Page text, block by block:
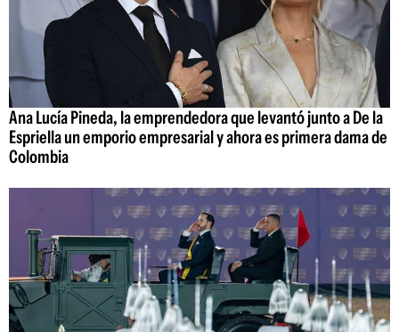
Ana Lucía Pineda, la emprendedora que levantó junto a De la
Espriella un emporio empresarial y ahora es primera dama de
Colombia